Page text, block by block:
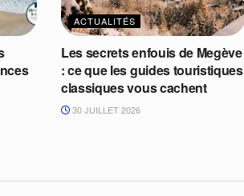
ACTUALITÉS
Les secrets enfouis de Megève
: ce que les guides touristiques
classiques vous cachent
30 JUILLET 2026